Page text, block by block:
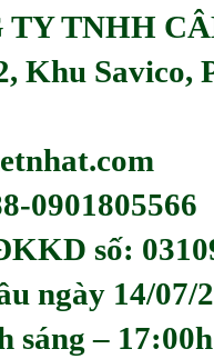
TY TNHH
Khu Savico,
0901805566
số:
ngày 14/07/
sáng –